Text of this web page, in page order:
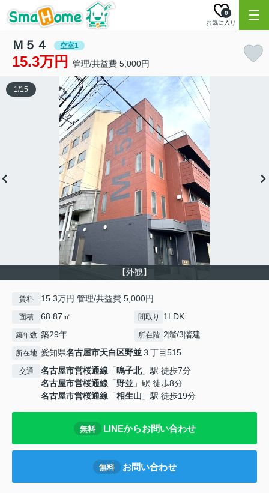
お気に入り
0
Ｍ５４ 空室1
15.3万円 管理/共益費 5,000円
【外観】
1/15
賃料 15.3万円 管理/共益費 5,000円
面積 68.87㎡ 間取り 1LDK
築年数 築29年 所在階 2階/3階建
所在地 愛知県名古屋市天白区野並３丁目515
交通 名古屋市営桜通線 「鳴子北」駅 徒歩7分
名古屋市営桜通線 「野並 」駅 徒歩8分
名古屋市営桜通線 「相生山 」駅 徒歩19分
無料 LINEからお問い合わせ
無料 お問い合わせ